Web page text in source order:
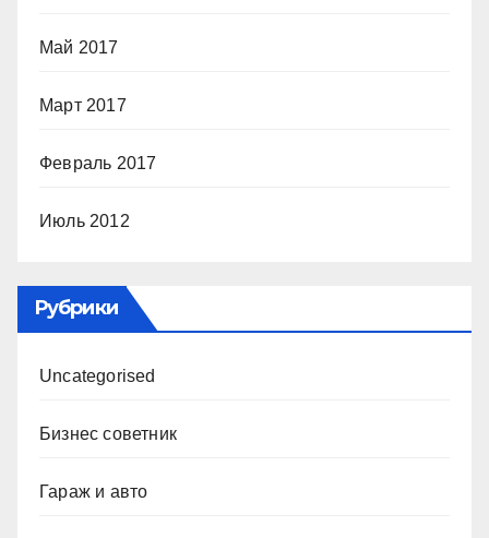
Май 2017
Март 2017
Февраль 2017
Июль 2012
Рубрики
Uncategorised
Бизнес советник
Гараж и авто